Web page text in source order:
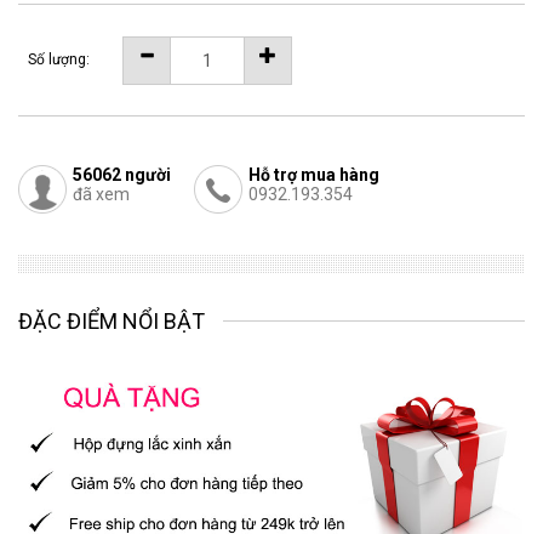
Số lượng:
56062 người
đã xem
Hỗ trợ mua hàng
0932.193.354
ĐẶC ĐIỂM NỔI BẬT